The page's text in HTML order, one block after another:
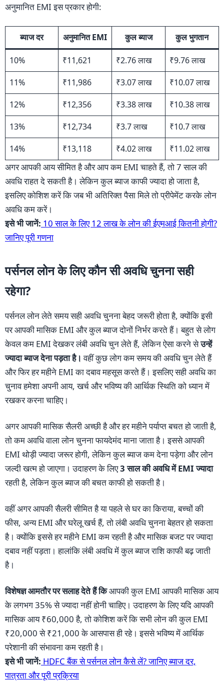
अनुमानित EMI इस प्रकार होगी:
ब्याज दर अनुमानित EMI कुल ब्याज कुल भुगतान
10% ₹11,621 ₹2.76 लाख
₹9.76 लाख
11%
₹11,986 ₹3.07 लाख
₹10.07 लाख
12%
₹12,356 ₹3.38 लाख
₹10.38 लाख
13%
₹12,734 ₹3.7 लाख
₹10.7 लाख
14%
₹13,118 ₹4.02 लाख ₹11.02 लाख
अगर आपकी आय सीमित है और आप कम EMI चाहते हैं, तो 7 साल की
अवधि राहत दे सकती है। लेकिन कुल ब्याज काफी ज्यादा हो जाता है,
इसलिए कोशिश करें कि जब भी अतिरिक्त पैसा मिले तो प्रीपेमेंट करके लोन
अवधि कम करें।
इसे भी जानें: 10 साल के लिए 12 लाख के लोन की ईएमआई कितनी होगी?
जानिए पूरी गणना
पर्सनल लोन के लिए कौन सी अवधि चुनना सही
रहेगा?
पर्सनल लोन लेते समय सही अवधि चुनना बेहद जरूरी होता है, क्योंकि इसी
पर आपकी मासिक EMI और कुल ब्याज दोनों निर्भर करते हैं। बहुत से लोग
केवल कम EMI देखकर लंबी अवधि चुन लेते हैं, लेकिन ऐसा करने सेउन्हें
ज्यादा ब्याज देना पड़ता है। वहीं कुछ लोग कम समय की अवधि चुन लेते हैं
और फिर हर महीने EMI का दबाव महसूस करते हैं। इसलिए सही अवधि का
चुनाव हमेशा अपनी आय, खर्च और भविष्य की आर्थिक स्थिति को ध्यान में
रखकर करना चाहिए।
अगर आपकी मासिक सैलरी अच्छी है और हर महीने पर्याप्त बचत हो जाती है,
तो कम अवधि वाला लोन चुनना फायदेमंद माना जाता है। इससे आपकी
EMI थोड़ी ज्यादा जरूर होगी, लेकिन कुल ब्याज कम देना पड़ेगा और लोन
जल्दी खत्म हो जाएगा। उदाहरण के लिए3 साल की अवधि में EMI ज्यादा
रहती है, लेकिन कुल ब्याज की बचत काफी हो सकती है।
वहीं अगर आपकी सैलरी सीमित है या पहले से घर का किराया, बच्चों की
फीस, अन्य EMI और घरेलू खर्च हैं, तो लंबी अवधि चुनना बेहतर हो सकता
है। क्योंकि इससे हर महीने EMI कम रहती है और मासिक बजट पर ज्यादा
दबाव नहीं पड़ता। हालांकि लंबी अवधि में कुल ब्याज राशि काफी बढ़ जाती
है।
विशेषज्ञ आमतौर पर सलाह देते हैं किआपकी कुल EMI आपकी मासिक आय
के लगभग 35% से ज्यादा नहीं होनी चाहिए। उदाहरण के लिए यदि आपकी
मासिक आय ₹60,000 है, तो कोशिश करें कि सभी लोन की कुल EMI
₹20,000 से ₹21,000 के आसपास ही रहे। इससे भविष्य में आर्थिक
परेशानी की संभावना कम रहती है।
इसे भी जानें: HDFC बैंक से पर्सनल लोन कैसे लें? जानिए ब्याज दर,
पात्रता और पूरी प्रक्रिया